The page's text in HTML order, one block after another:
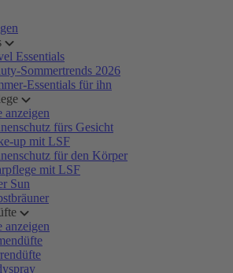
Essentials
Sommertrends 2026
Essentials für ihn
anzeigen
fürs Gesicht
up mit LSF
für den Körper
mit LSF
Sun
anzeigen